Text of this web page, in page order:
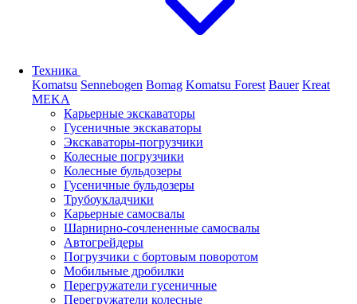
Техника
Komatsu Sennebogen Bomag Komatsu Forest Bauer Kreat
MEKA
Карьерные экскаваторы
Гусеничные экскаваторы
Экскаваторы-погрузчики
Колесные погрузчики
Колесные бульдозеры
Гусеничные бульдозеры
Трубоукладчики
Карьерные самосвалы
Шарнирно-сочлененные cамосвалы
Автогрейдеры
Погрузчики с бортовым поворотом
Мобильные дробилки
Перегружатели гусеничные
Перегружатели колесные